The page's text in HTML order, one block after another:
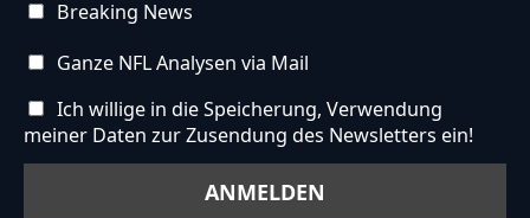
Breaking News
Ganze NFL Analysen via Mail
Ich willige in die Speicherung, Verwendung
meiner Daten zur Zusendung des Newsletters ein!